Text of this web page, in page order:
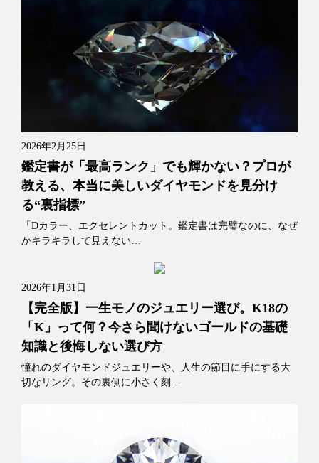
2026年2月25日
鑑定書が「最高ランク」でも輝かない？プロが
教える、本当に美しいダイヤモンドを見分け
る“裏指標”
「Dカラー、エクセレントカット。鑑定書は完璧なのに、なぜ
かキラキラして見えない…
2026年1月31日
【完全版】一生モノのジュエリー選び。K18の
「K」って何？今さら聞けないゴールドの基礎
知識と後悔しない選び方
憧れのダイヤモンドジュエリーや、人生の節目に手にする大
切なリング。その裏側に小さく刻…